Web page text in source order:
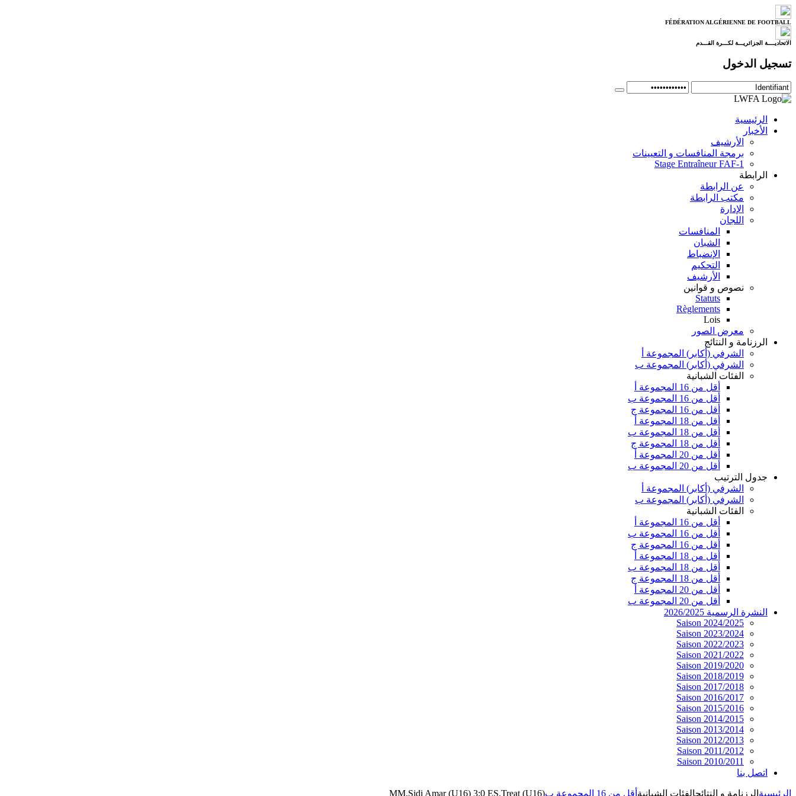
FÉDÉRATION ALGÉRIENNE DE FOOTBALL
الاتحاديــــة الجزائريـــة لكـــرة القـــدم
تسجيل الدخول
الرئيسية
الأخبار
الأرشيف
برمجة المنافسات و التعيينات
Stage Entraîneur FAF-1
الرابطة
عن الرابطة
مكتب الرابطة
الإدارة
اللجان
المنافسات
الشبان
الإنضباط
التحكيم
الأرشيف
نصوص و قوانين
Statuts
Règlements
Lois
معرض الصور
الرزنامة و النتائج
الشرفي (أكابر) المجموعة أ
الشرفي (أكابر) المجموعة ب
الفئات الشبانية
أقل من 16 المجموعة أ
أقل من 16 المجموعة ب
أقل من 16 المجموعة ج
أقل من 18 المجموعة أ
أقل من 18 المجموعة ب
أقل من 18 المجموعة ج
أقل من 20 المجموعة أ
أقل من 20 المجموعة ب
جدول الترتيب
الشرفي (أكابر) المجموعة أ
الشرفي (أكابر) المجموعة ب
الفئات الشبانية
أقل من 16 المجموعة أ
أقل من 16 المجموعة ب
أقل من 16 المجموعة ج
أقل من 18 المجموعة أ
أقل من 18 المجموعة ب
أقل من 18 المجموعة ج
أقل من 20 المجموعة أ
أقل من 20 المجموعة ب
النشرة الرسمية 2026/2025
Saison 2024/2025
Saison 2023/2024
Saison 2022/2023
Saison 2021/2022
Saison 2019/2020
Saison 2018/2019
Saison 2017/2018
Saison 2016/2017
Saison 2015/2016
Saison 2014/2015
Saison 2013/2014
Saison 2012/2013
Saison 2011/2012
Saison 2010/2011
اتصل بنا
الرئيسية الرزنامة و النتائجالفئات الشبانية أقل من 16 المجموعة ب
MM.Sidi Amar (U16) 3:0 ES.Treat (U16)